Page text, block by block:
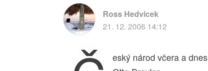
Ross Hedvicek
21. 12. 2006 14:12
eský národ včera a dnes